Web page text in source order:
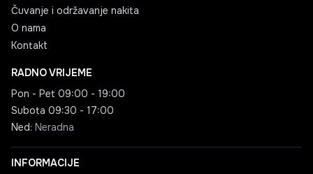
Čuvanje i održavanje nakita
O nama
Kontakt
RADNO VRIJEME
Pon - Pet 09:00 - 19:00
Subota 09:30 - 17:00
Ned: Neradna
INFORMACIJE